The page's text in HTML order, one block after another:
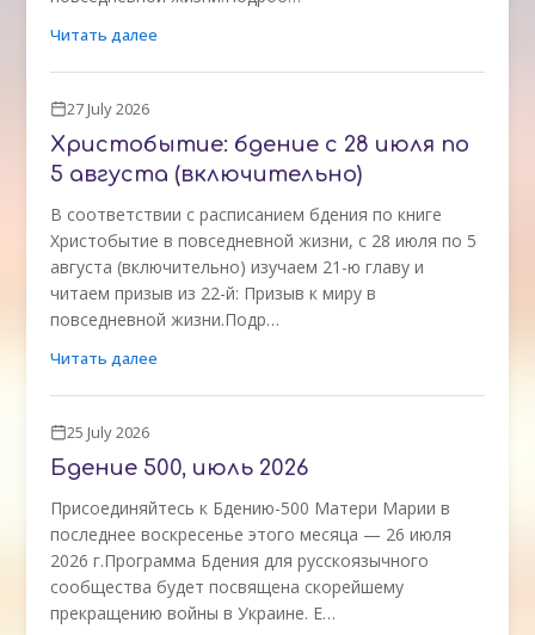
Читать далее
27 July 2026
Христобытие: бдение с 28 июля по
5 августа (включительно)
В соответствии с расписанием бдения по книге
Христобытие в повседневной жизни, с 28 июля по 5
августа (включительно) изучаем 21-ю главу и
читаем призыв из 22-й: Призыв к миру в
повседневной жизни.Подр…
Читать далее
25 July 2026
Бдение 500, июль 2026
Присоединяйтесь к Бдению-500 Матери Марии в
последнее воскресенье этого месяца — 26 июля
2026 г.Программа Бдения для русскоязычного
сообщества будет посвящена скорейшему
прекращению войны в Украине. Е…